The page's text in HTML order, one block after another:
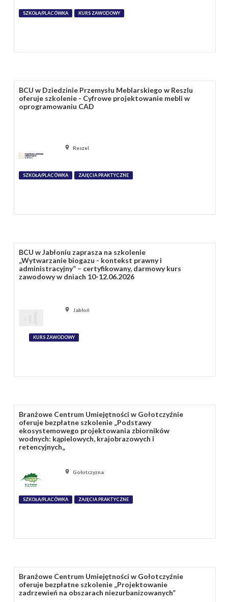
SZKOŁA/PLACÓWKA KURS ZAWODOWY
BCU w Dziedzinie Przemysłu Meblarskiego w Reszlu
oferuje szkolenie - Cyfrowe projektowanie mebli w
oprogramowaniu CAD
Reszel
SZKOŁA/PLACÓWKA ZAJĘCIA PRAKTYCZNE
BCU w Jabłoniu zaprasza na szkolenie
„Wytwarzanie biogazu - kontekst prawny i
administracyjny” – certyfikowany, darmowy kurs
zawodowy w dniach 10-12.06.2026
Jabłoń
KURS ZAWODOWY
Branżowe Centrum Umiejętności w Gołotczyźnie
oferuje bezpłatne szkolenie „Podstawy
ekosystemowego projektowania zbiorników
wodnych: kąpielowych, krajobrazowych i
retencyjnych„
Gołotczyzna
SZKOŁA/PLACÓWKA ZAJĘCIA PRAKTYCZNE
Branżowe Centrum Umiejętności w Gołotczyźnie
oferuje bezpłatne szkolenie „Projektowanie
zadrzewień na obszarach niezurbanizowanych”